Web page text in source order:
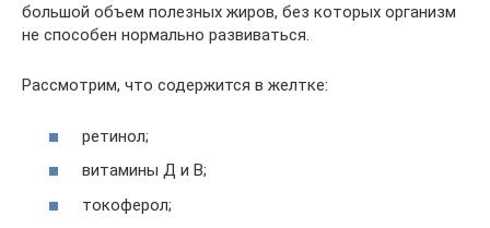
большой объем полезных жиров, без которых организм
не способен нормально развиваться.
Рассмотрим, что содержится в желтке:
ретинол;
витамины Д и В;
токоферол;